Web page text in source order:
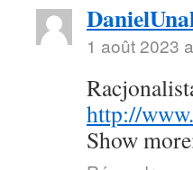
1 août 2023
http://
Show